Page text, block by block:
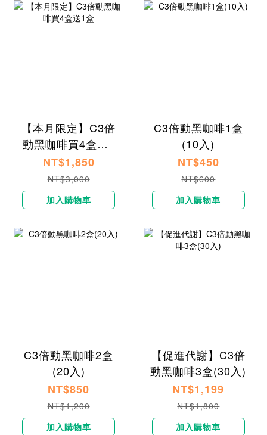
【本月限定】C3倍
動黑咖啡買4盒送1
盒
NT$1,850
NT$3,000
加入購物車
C3倍動黑咖啡1盒
(10入)
NT$450
NT$600
加入購物車
C3倍動黑咖啡2盒
(20入)
NT$850
NT$1,200
加入購物車
【促進代謝】C3倍
動黑咖啡3盒(30入)
NT$1,199
NT$1,800
加入購物車